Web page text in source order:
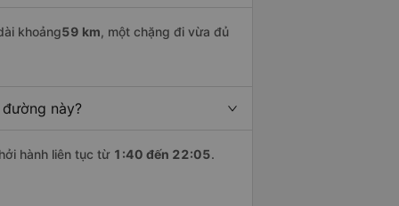
khoảng59 km, một chặng đi vừa đủ
này?
hành liên tục từ 1:40 đến 22:05.